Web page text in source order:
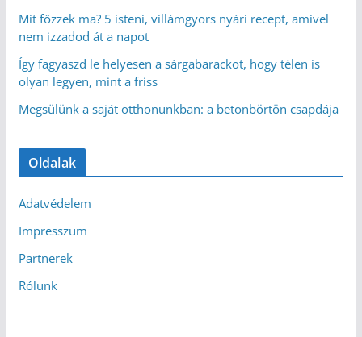
Mit főzzek ma? 5 isteni, villámgyors nyári recept, amivel
nem izzadod át a napot
Így fagyaszd le helyesen a sárgabarackot, hogy télen is
olyan legyen, mint a friss
Megsülünk a saját otthonunkban: a betonbörtön csapdája
Oldalak
Adatvédelem
Impresszum
Partnerek
Rólunk